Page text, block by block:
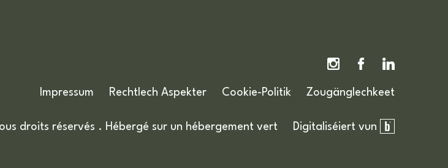
Impressum Rechtlech Aspekter Cookie-Politik Zougänglechkeet
droits réservés . Hébergé sur un hébergement vert Digitaliséiert vun